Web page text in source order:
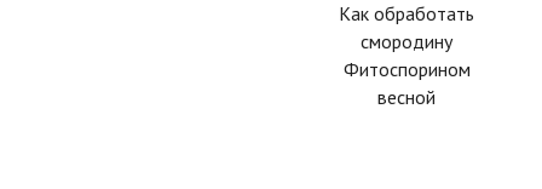
Как обработать
смородину
Фитоспорином
весной